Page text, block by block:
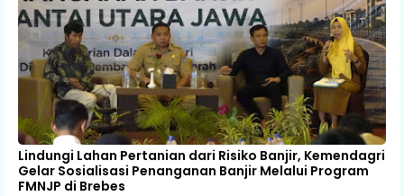
Lindungi Lahan Pertanian dari Risiko Banjir, Kemendagri
Gelar Sosialisasi Penanganan Banjir Melalui Program
FMNJP di Brebes